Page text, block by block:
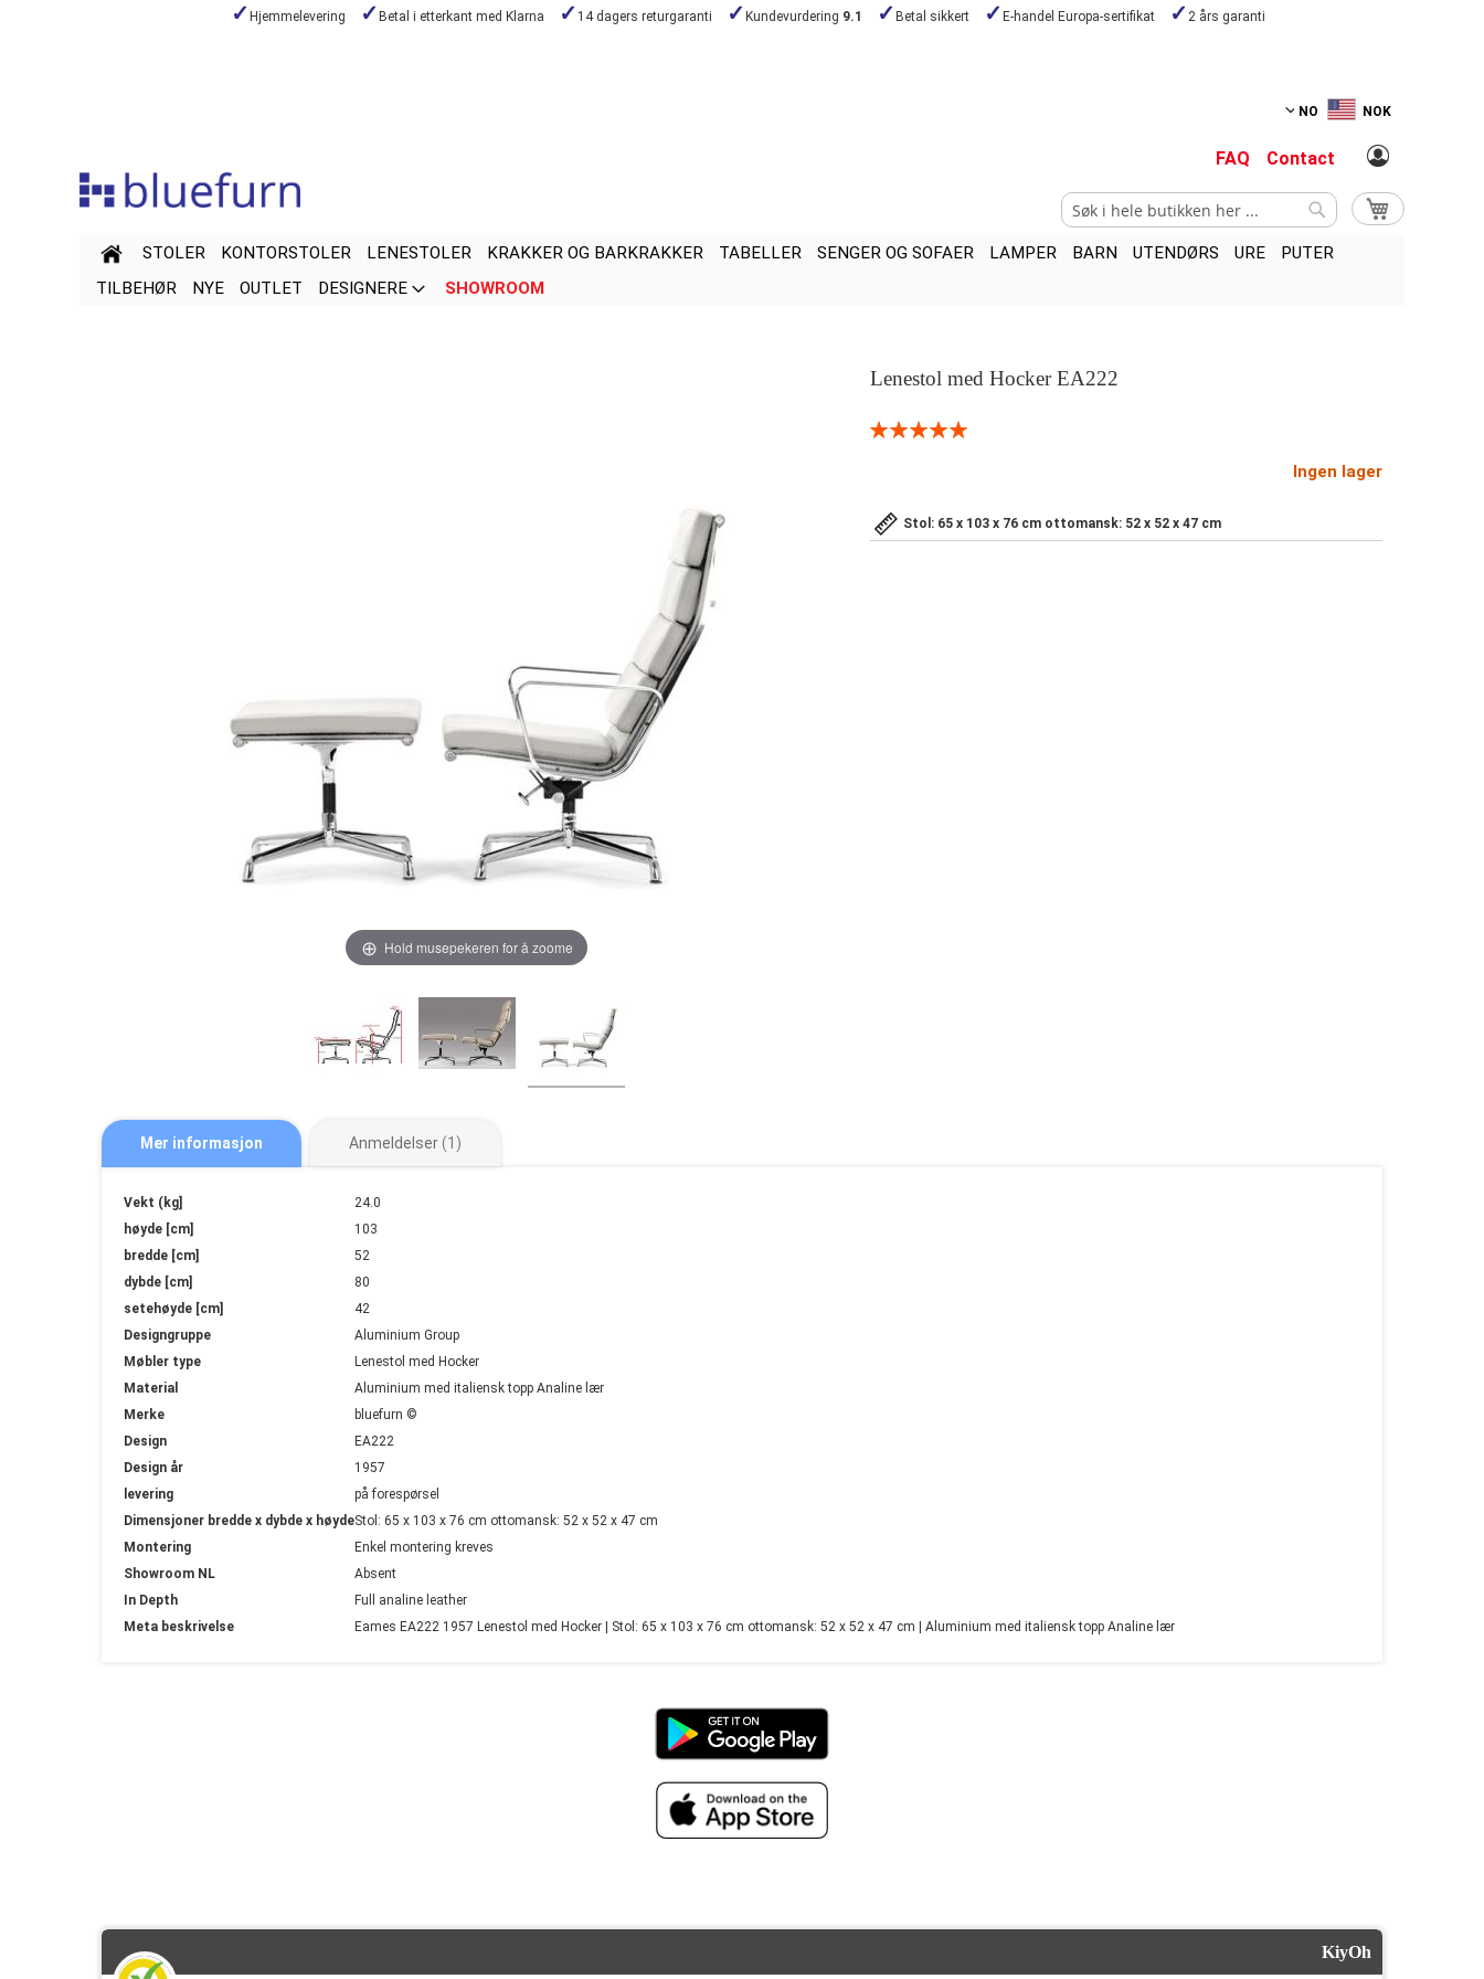
Hjemmelevering Betal i etterkant med Klarna 14 dagers returgaranti Kundevurdering 9.1 Betal sikkert E-handel Europa-sertifikat 2 års garanti
NO NOK
FAQ Contact
Min handlekurv
Søk
STOLER KONTORSTOLER LENESTOLER KRAKKER OG BARKRAKKER TABELLER SENGER OG SOFAER LAMPER BARN UTENDØRS URE
PUTER
TILBEHØR
NYE OUTLET DESIGNERE SHOWROOM
Lenestol med Hocker EA222
Rating:
Ingen lager
Stol: 65 x 103 x 76 cm ottomansk: 52 x 52 x 47 cm
Hold musepekeren for å zoome
Mer informasjon
Mer
informasjon
Vekt (kg]
24.0
høyde [cm]
103
bredde [cm]
52
dybde [cm]
80
setehøyde [cm]
42
Designgruppe
Aluminium Group
Møbler type
Lenestol med Hocker
Material
Aluminium med italiensk topp Analine lær
Merke
bluefurn ©
Design
EA222
Design år
1957
levering
på forespørsel
Dimensjoner bredde x dybde x høydeStol: 65 x 103 x 76 cm ottomansk: 52 x 52 x 47 cm
Montering
Enkel montering kreves
Showroom NL
Absent
In Depth
Full analine leather
Meta beskrivelse
Eames EA222 1957 Lenestol med Hocker | Stol: 65 x 103 x 76 cm ottomansk: 52 x 52 x 47 cm | Aluminium med italiensk topp Analine lær
Anmeldelser 1
KiyOh